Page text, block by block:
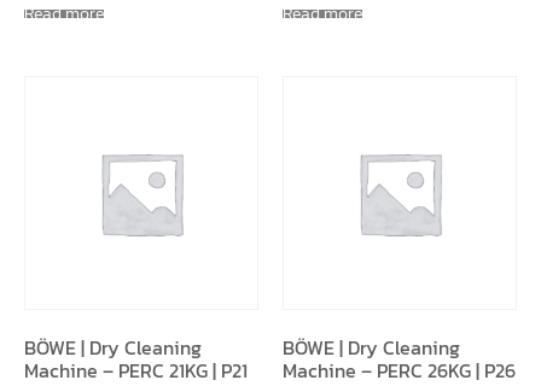
Read more Read more
BÖWE | Dry Cleaning
Machine – PERC 21KG | P21
BÖWE | Dry Cleaning
Machine – PERC 26KG | P26